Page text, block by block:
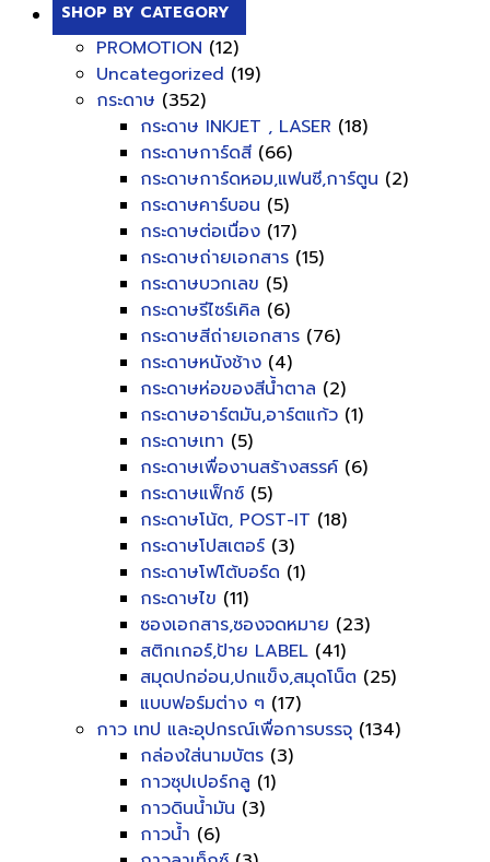
SHOP BY CATEGORY
PROMOTION (12)
Uncategorized (19)
กระดาษ (352)
กระดาษ INKJET , LASER (18)
กระดาษการ์ดสี (66)
กระดาษการ์ดหอม,แฟนซี,การ์ตูน (2)
กระดาษคาร์บอน (5)
กระดาษต่อเนื่อง (17)
กระดาษถ่ายเอกสาร (15)
กระดาษบวกเลข (5)
กระดาษรีไซร์เคิล (6)
กระดาษสีถ่ายเอกสาร (76)
กระดาษหนังช้าง (4)
กระดาษห่อของสีน้ำตาล (2)
กระดาษอาร์ตมัน,อาร์ตแก้ว (1)
กระดาษเทา (5)
กระดาษเพื่องานสร้างสรรค์ (6)
กระดาษแฟ็กซ์ (5)
กระดาษโน้ต, POST-IT (18)
กระดาษโปสเตอร์ (3)
กระดาษโฟโต้บอร์ด (1)
กระดาษไข (11)
ซองเอกสาร,ซองจดหมาย (23)
สติกเกอร์,ป้าย LABEL (41)
สมุดปกอ่อน,ปกแข็ง,สมุดโน็ต (25)
แบบฟอร์มต่าง ๆ (17)
กาว เทป และอุปกรณ์เพื่อการบรรจุ (134)
กล่องใส่นามบัตร (3)
กาวซุปเปอร์กลู (1)
กาวดินน้ำมัน (3)
กาวน้ำ (6)